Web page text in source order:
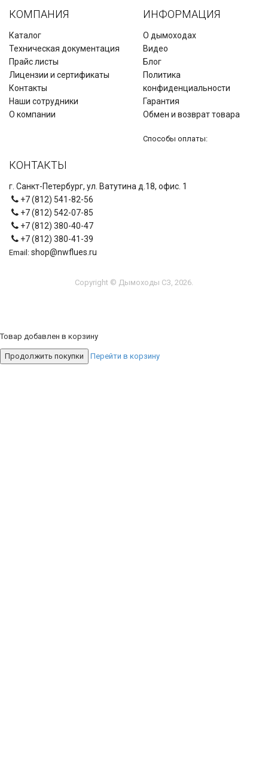
КОМПАНИЯ
Каталог
Техническая документация
Прайс листы
Лицензии и сертификаты
Контакты
Наши сотрудники
О компании
ИНФОРМАЦИЯ
О дымоходах
Видео
Блог
Политика
конфиденциальности
Гарантия
Обмен и возврат товара
Способы оплаты:
КОНТАКТЫ
г. Санкт-Петербург, ул. Ватутина д.18, офис. 1
+7 (812) 541-82-56
+7 (812) 542-07-85
+7 (812) 380-40-47
+7 (812) 380-41-39
Email: shop@nwflues.ru
Copyright © Дымоходы СЗ, 2026.
Товар добавлен в корзину
Продолжить покупки Перейти в корзину